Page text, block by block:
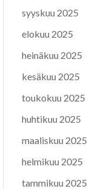
syyskuu 2025
elokuu 2025
heinäkuu 2025
kesäkuu 2025
toukokuu 2025
huhtikuu 2025
maaliskuu 2025
helmikuu 2025
tammikuu 2025